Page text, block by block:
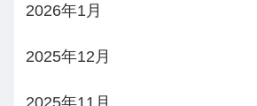
2026年1月
2025年12月
2025年11月